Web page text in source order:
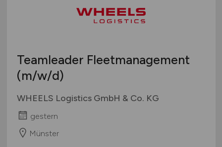
Teamleader Fleetmanagement
(m/w/d)
WHEELS Logistics GmbH & Co. KG
gestern
Münster